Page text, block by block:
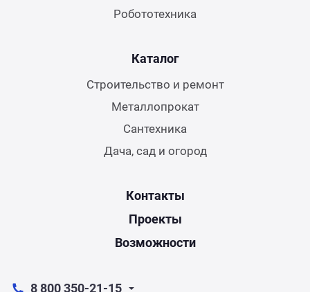
Робототехника
Каталог
Строительство и ремонт
Металлопрокат
Сантехника
Дача, сад и огород
Контакты
Проекты
Возможности
8 800 350-21-15